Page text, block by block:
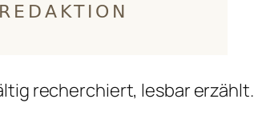
recherchiert, lesbar erzählt.